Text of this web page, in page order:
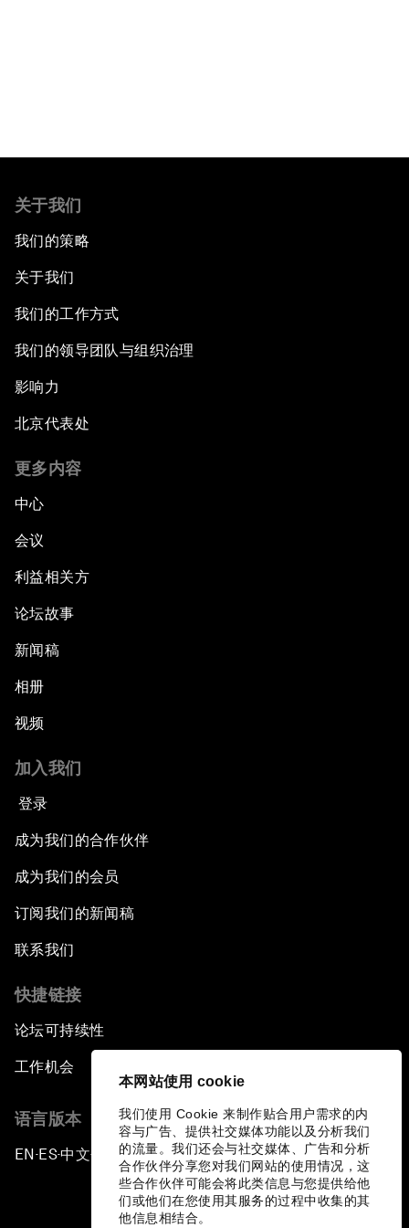
本网站使用 cookie
我们使用 Cookie 来制作贴合用户需求的内
容与广告、提供社交媒体功能以及分析我们
的流量。我们还会与社交媒体、广告和分析
合作伙伴分享您对我们网站的使用情况，这
些合作伙伴可能会将此类信息与您提供给他
们或他们在您使用其服务的过程中收集的其
他信息相结合。
关于我们
我们的策略
关于我们
我们的工作方式
我们的领导团队与组织治理
影响力
北京代表处
更多内容
中心
会议
利益相关方
论坛故事
新闻稿
相册
视频
加入我们
登录
成为我们的合作伙伴
成为我们的会员
订阅我们的新闻稿
联系我们
快捷链接
论坛可持续性
工作机会
语言版本
EN ▪ ES▪中文▪ 日本語